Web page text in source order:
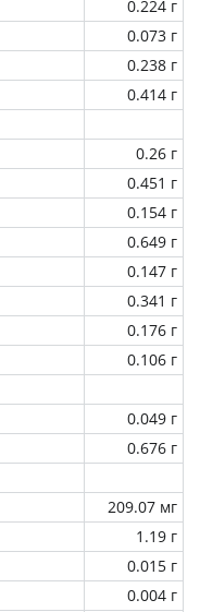
0.224 г
0.073 г
0.238 г
0.414 г
0.26 г
0.451 г
0.154 г
0.649 г
0.147 г
0.341 г
0.176 г
0.106 г
0.049 г
0.676 г
209.07 мг
1.19 г
0.015 г
0.004 г